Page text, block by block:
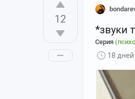
12
*звуки
Серия
18